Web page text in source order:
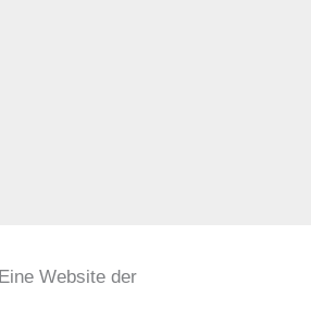
Eine Website der